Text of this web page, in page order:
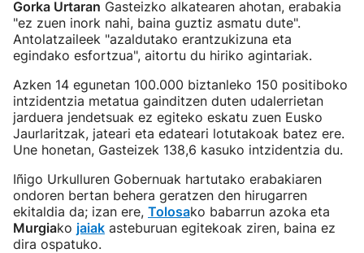
Gorka Urtaran Gasteizko alkatearen ahotan, erabakia
"ez zuen inork nahi, baina guztiz asmatu dute".
Antolatzaileek "azaldutako erantzukizuna eta
egindako esfortzua", aitortu du hiriko agintariak.
Azken 14 egunetan 100.000 biztanleko 150 positiboko
intzidentzia metatua gainditzen duten udalerrietan
jarduera jendetsuak ez egiteko eskatu zuen Eusko
Jaurlaritzak, jateari eta edateari lotutakoak batez ere.
Une honetan, Gasteizek 138,6 kasuko intzidentzia du.
Iñigo Urkulluren Gobernuak hartutako erabakiaren
ondoren bertan behera geratzen den hirugarren
ekitaldia da; izan ere, Tolosako babarrun azoka eta
Murgiako jaiak asteburuan egitekoak ziren, baina ez
dira ospatuko.